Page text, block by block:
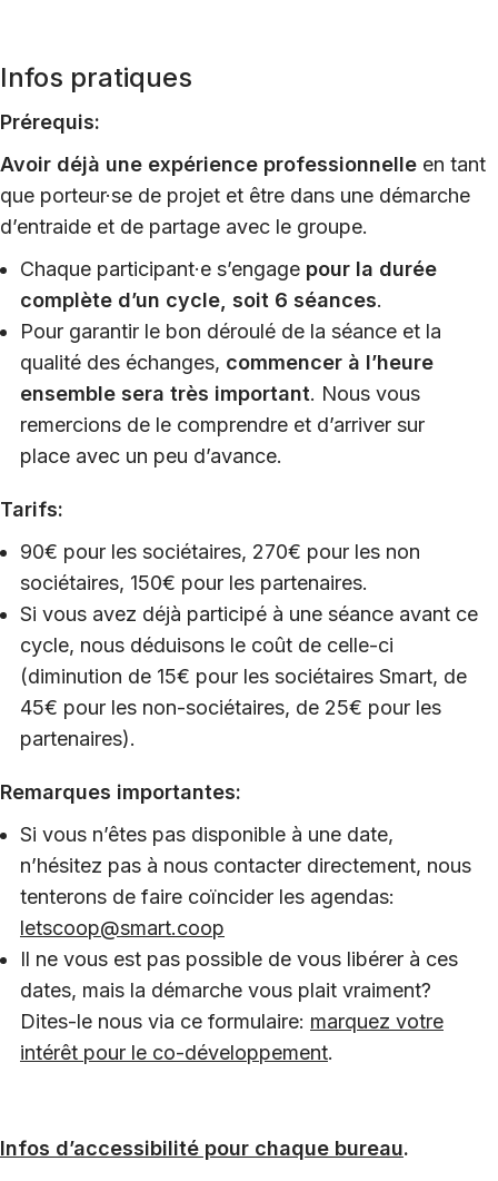
Infos pratiques
Prérequis:
Avoir déjà une expérience professionnelle en tant
que porteur·se de projet et être dans une démarche
d’entraide et de partage avec le groupe.
Chaque participant·e s’engage pour la durée
complète d’un cycle, soit 6 séances.
Pour garantir le bon déroulé de la séance et la
qualité des échanges, commencer à l’heure
ensemble sera très important. Nous vous
remercions de le comprendre et d’arriver sur
place avec un peu d’avance.
Tarifs:
90€ pour les sociétaires, 270€ pour les non
sociétaires, 150€ pour les partenaires.
Si vous avez déjà participé à une séance avant ce
cycle, nous déduisons le coût de celle-ci
(diminution de 15€ pour les sociétaires Smart, de
45€ pour les non-sociétaires, de 25€ pour les
partenaires).
Remarques importantes:
Si vous n’êtes pas disponible à une date,
n’hésitez pas à nous contacter directement, nous
tenterons de faire coïncider les agendas:
letscoop@smart.coop
Il ne vous est pas possible de vous libérer à ces
dates, mais la démarche vous plait vraiment?
Dites-le nous via ce formulaire: marquez votre
intérêt pour le co-développement.
Infos d’accessibilité pour chaque bureau.